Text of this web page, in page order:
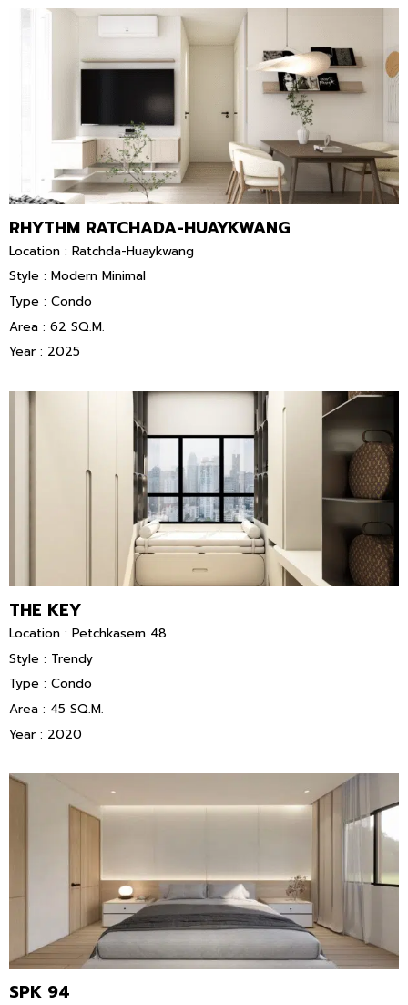
RHYTHM RATCHADA-HUAYKWANG
Location : Ratchda-Huaykwang
Style : Modern Minimal
Type : Condo
Area : 62 SQ.M.
Year : 2025
THE KEY
Location : Petchkasem 48
Style : Trendy
Type : Condo
Area : 45 SQ.M.
Year : 2020
SPK 94